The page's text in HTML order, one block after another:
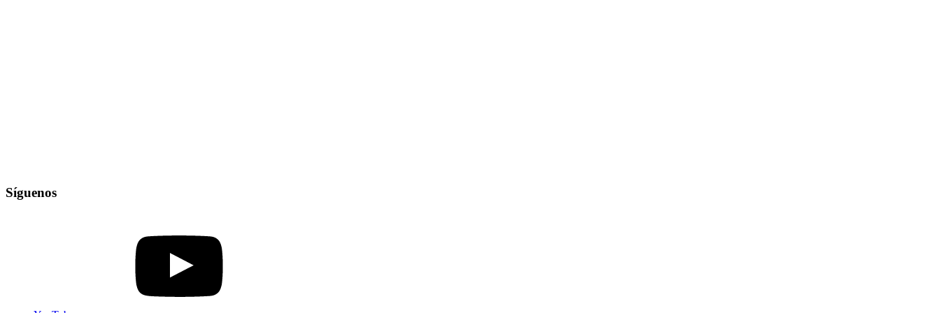
Síguenos